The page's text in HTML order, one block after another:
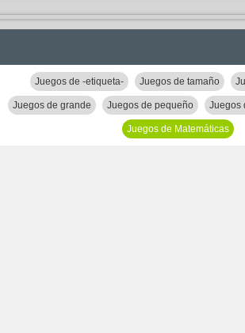
Juegos de -etiqueta- Juegos de tamaño
Juegos de grande Juegos de pequeño Juegos
Juegos de Matemáticas